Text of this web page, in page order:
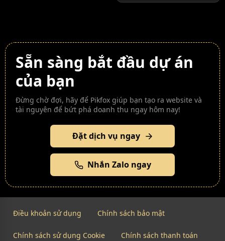
Sẵn sàng bắt đầu dự án
của bạn
Đừng chờ đợi, hãy để Pikfox giúp bạn tạo ra website và
tài nguyên để bứt phá doanh thu ngay hôm nay!
Đặt dịch vụ ngay
Nhắn Zalo ngay
Điều khoản sử dụng Chính sách bảo mật
Chính sách sử dụng Cookie Chính sách thanh toán